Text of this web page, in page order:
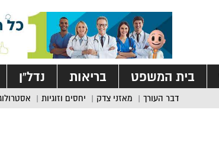
בית המשפט בריאות נדל”ן
דבר העורך מאזני צדק יחסים וזוגיות